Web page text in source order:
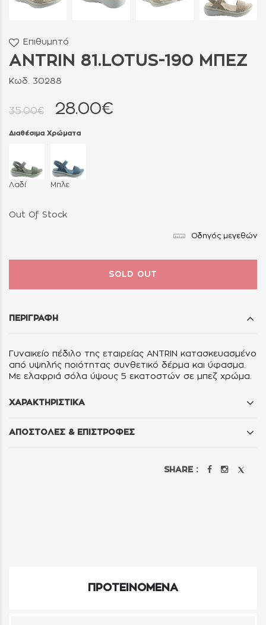
Επιθυμητό
ANTRIN 81.LOTUS-190 ΜΠΕΖ
Κωδ. 30288
35.00€ 28.00€
Διαθέσιμα Χρώματα
Λαδί Μπλε
Out Of Stock
Οδηγός μεγεθών
SOLD OUT
ΠΕΡΙΓΡΑΦΗ
Γυναικείo πέδιλο της εταιρείας ANTRIN κατασκευασμένο
από υψηλής ποιότητας συνθετικό δέρμα και ύφασμα.
Με ελαφριά σόλα ύψους 5 εκατοστών σε μπεζ χρώμα.
ΧΑΡΑΚΤΗΡΙΣΤΙΚΑ
ΑΠΟΣΤΟΛΕΣ & ΕΠΙΣΤΡΟΦΕΣ
SHARE :
ΠΡΟΤΕΙΝΟΜΕΝΑ